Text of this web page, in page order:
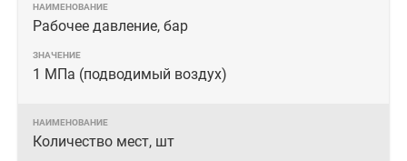
Рабочее давление, бар
1 МПа (подводимый воздух)
Количество мест, шт